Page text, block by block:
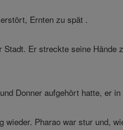
Ernten zu spät .
Er streckte seine
Donner aufgehört hatte, er
wieder. Pharao war stur und,